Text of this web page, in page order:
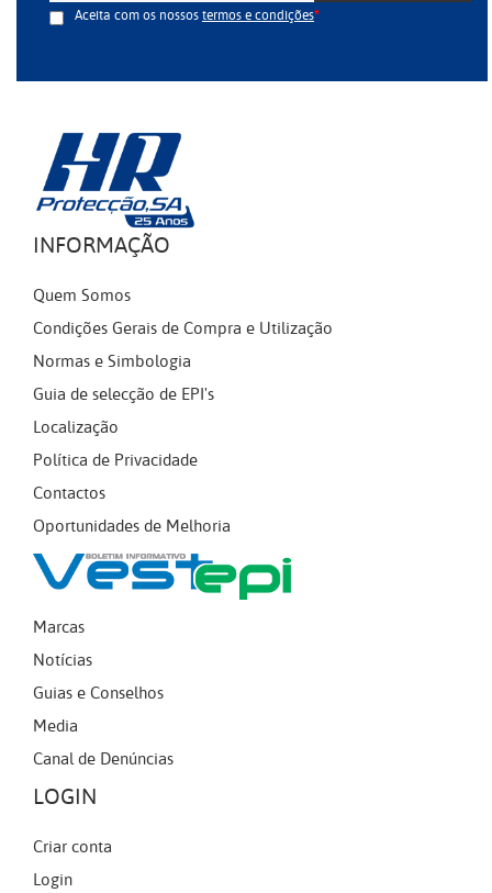
Aceita com os nossostermos e condições
INFORMAÇÃO
Quem Somos
Condições Gerais de Compra e Utilização
Normas e Simbologia
Guia de selecção de EPI's
Localização
Política de Privacidade
Contactos
Oportunidades de Melhoria
Marcas
Notícias
Guias e Conselhos
Media
Canal de Denúncias
LOGIN
Criar conta
Login